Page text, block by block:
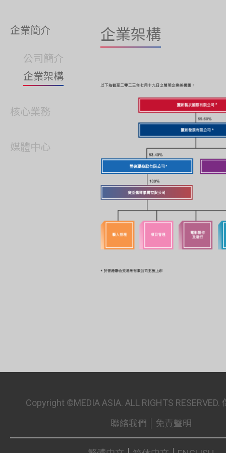
企業簡介
公司簡介
企業架構
核心業務
媒體中心
企業架構
Copyright ©MEDIA ASIA. ALL RIGHTS
聯絡我們
免責聲明